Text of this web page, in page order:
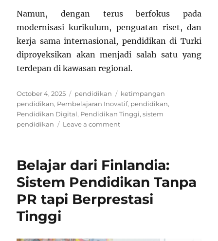
Namun, dengan terus berfokus pada
modernisasi kurikulum, penguatan riset, dan
kerja sama internasional, pendidikan di Turki
diproyeksikan akan menjadi salah satu yang
terdepan di kawasan regional.
Posted
on
October 4, 2025 Categories
pendidikan Tags
ketimpangan
pendidikan, Pembelajaran Inovatif, pendidikan,
Pendidikan Digital, Pendidikan Tinggi,sistem
pendidikan
Leave a commenton
Pendidikan
di
Turki
Modern
Belajar dari Finlandia:
Sistem Pendidikan Tanpa
PR tapi Berprestasi
Tinggi